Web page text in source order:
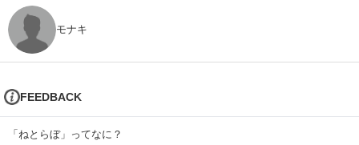
モナキ
FEEDBACK
「ねとらぼ」ってなに？